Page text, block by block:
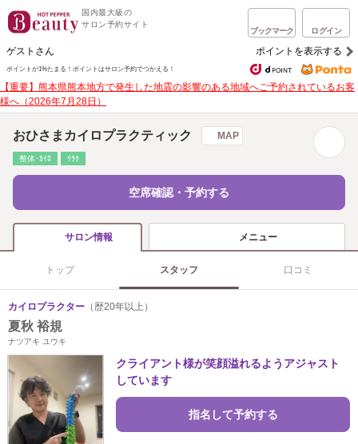
国内最大級の
サロン予約サイト
ブックマーク ログイン
ゲストさん ポイントを表示する
ポイントが1%たまる！ ポイントはサロン予約でつかえる！
【重要】熊本県熊本地方で発生した地震の影響のある地域へご予約されているお客
様へ（2026年7月28日）
おひさまカイロプラクティック MAP
整体･ｶｲﾛ ﾘﾗｸ
空席確認・予約する
サロン情報 メニュー
トップ スタッフ 口コミ
カイロプラクター （歴20年以上）
夏秋 裕規
ナツアキ ユウキ
クライアント様が笑顔溢れるようアジャスト
しています
指名して予約する